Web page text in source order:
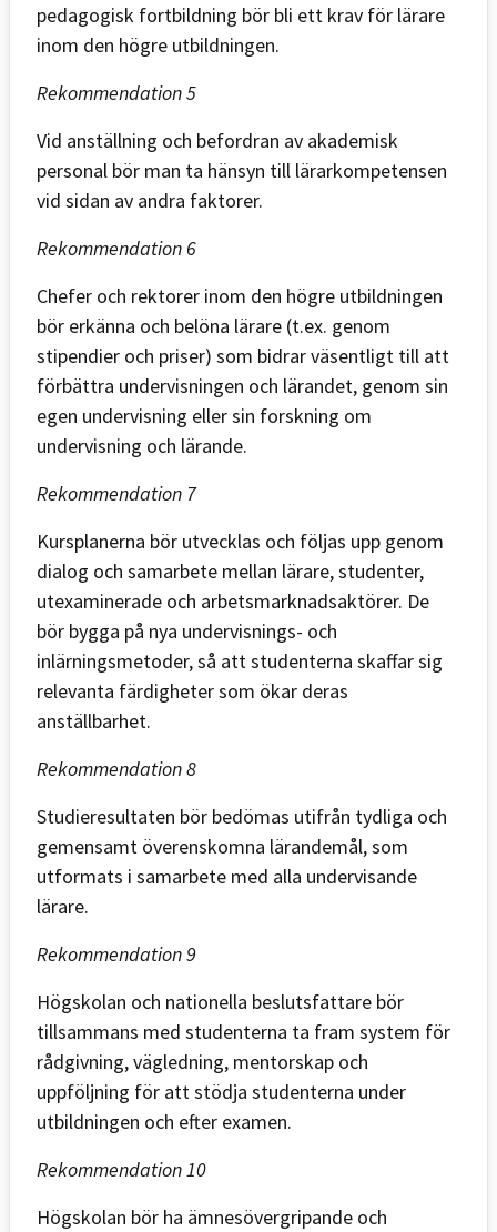
pedagogisk fortbildning bör bli ett krav för lärare
inom den högre utbildningen.
Rekommendation 5
Vid anställning och befordran av akademisk
personal bör man ta hänsyn till lärarkompetensen
vid sidan av andra faktorer.
Rekommendation 6
Chefer och rektorer inom den högre utbildningen
bör erkänna och belöna lärare (t.ex. genom
stipendier och priser) som bidrar väsentligt till att
förbättra undervisningen och lärandet, genom sin
egen undervisning eller sin forskning om
undervisning och lärande.
Rekommendation 7
Kursplanerna bör utvecklas och följas upp genom
dialog och samarbete mellan lärare, studenter,
utexaminerade och arbetsmarknadsaktörer. De
bör bygga på nya undervisnings- och
inlärningsmetoder, så att studenterna skaffar sig
relevanta färdigheter som ökar deras
anställbarhet.
Rekommendation 8
Studieresultaten bör bedömas utifrån tydliga och
gemensamt överenskomna lärandemål, som
utformats i samarbete med alla undervisande
lärare.
Rekommendation 9
Högskolan och nationella beslutsfattare bör
tillsammans med studenterna ta fram system för
rådgivning, vägledning, mentorskap och
uppföljning för att stödja studenterna under
utbildningen och efter examen.
Rekommendation 10
Högskolan bör ha ämnesövergripande och